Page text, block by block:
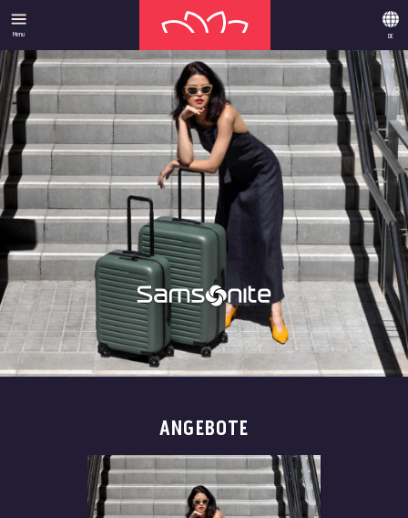
Menu DE
ANGEBOTE